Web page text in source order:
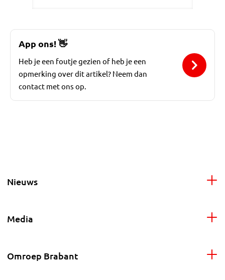
App ons!👋
Heb je een foutje gezien of heb je een
opmerking over dit artikel? Neem dan
contact met ons op.
Nieuws
Media
Omroep Brabant